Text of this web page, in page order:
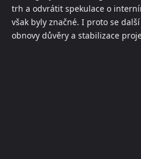
trh a odvrátit spekulace o
však byly značné. I proto se
obnovy důvěry a stabilizace